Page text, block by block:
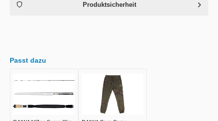
Produktsicherheit
Passt dazu